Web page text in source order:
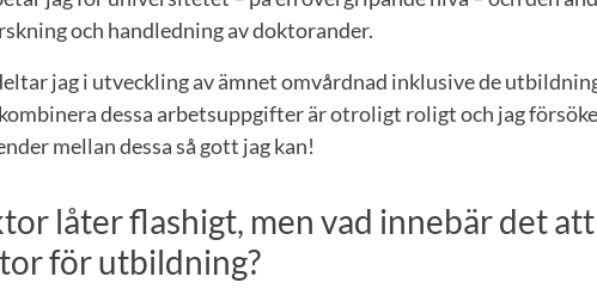
och handledning av doktorander.
jag i utveckling av ämnet omvårdnad inklusive de
dessa arbetsuppgifter är otroligt roligt och jag
mellan dessa så gott jag kan!
låter flashigt, men vad innebär det
för utbildning?